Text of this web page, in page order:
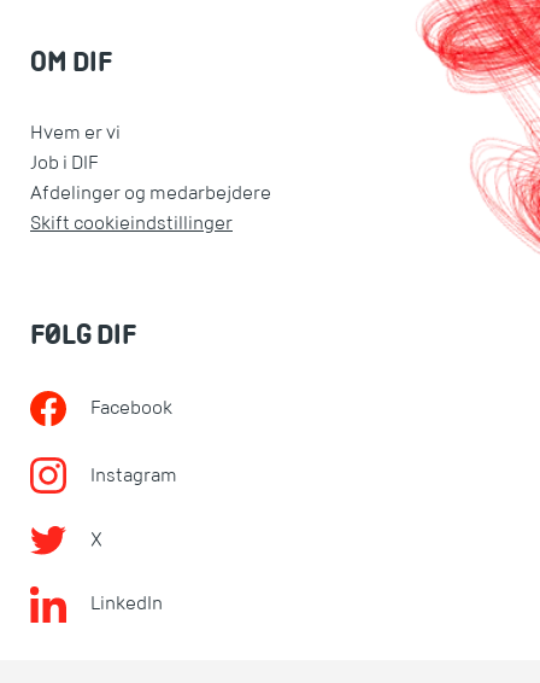
OM DIF
Hvem er vi
Job i DIF
Afdelinger og medarbejdere
Skift cookieindstillinger
FØLG DIF
Facebook
Instagram
X
LinkedIn